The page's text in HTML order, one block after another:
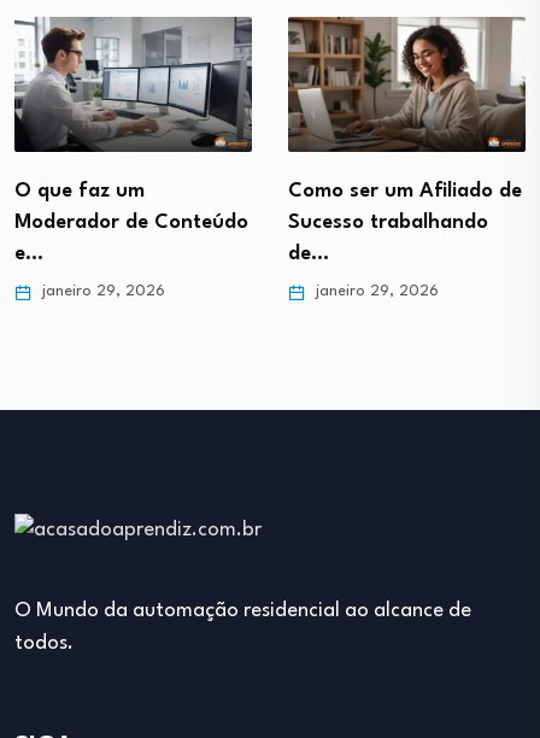
O que faz um
Moderador de Conteúdo
e…
janeiro 29, 2026
Como ser um Afiliado de
Sucesso trabalhando
de…
janeiro 29, 2026
O Mundo da automação residencial ao alcance de
todos.